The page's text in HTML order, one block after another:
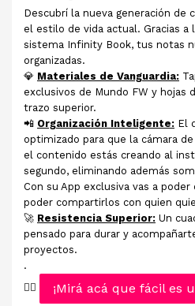
Descubrí la nueva generación de
el estilo de vida actual. Gracias a
sistema Infinity Book, tus notas
organizadas.
💎 Materiales de Vanguardia:
exclusivos de Mundo FW y hojas
trazo superior.
📲 Organización Inteligente: El
optimizado para que la cámara
el contenido estás creando al
segundo, eliminando además
Con su App exclusiva vas a
poder compartirlos con quien
🚀 Resistencia Superior: Un
pensado para durar y
proyectos.
.
👉🏻
¡Mirá acá que fácil es